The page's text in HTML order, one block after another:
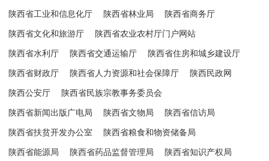
陕西省工业和信息化厅 陕西省林业局 陕西省商务厅
陕西省文化和旅游厅 陕西省农业农村厅门户网站
陕西省水利厅 陕西省交通运输厅 陕西省住房和城乡建设厅
陕西省财政厅 陕西省人力资源和社会保障厅 陕西民政网
陕西公安厅 陕西省民族宗教事务委员会
陕西省新闻出版广电局 陕西省文物局 陕西省信访局
陕西省扶贫开发办公室 陕西省粮食和物资储备局
陕西省能源局 陕西省药品监督管理局 陕西省知识产权局